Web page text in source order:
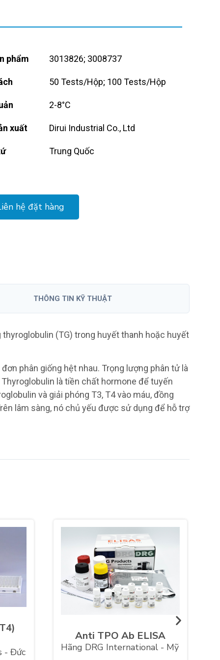
- Đức
SERION
Đức
phẩm 3013826; 3008737
50 Tests/Hộp; 100 Tests/Hộp
2-8°C
xuất Dirui Industrial Co., Ltd
Trung Quốc
hệ đặt hàng
THÔNG TIN KỸ THUẬT
(TG) trong huyết thanh hoặc huyết
phân giống hệt nhau. Trọng lượng phân tử là
là tiền chất hormone để tuyến
và giải phóng T3, T4 vào máu, đồng
lâm sàng, nó chủ yếu được sử dụng để hỗ trợ
- Đức
Anti TPO Ab ELISA
Hãng DRG International - Mỹ